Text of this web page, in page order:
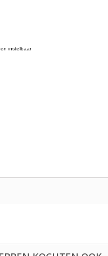
instelbaar